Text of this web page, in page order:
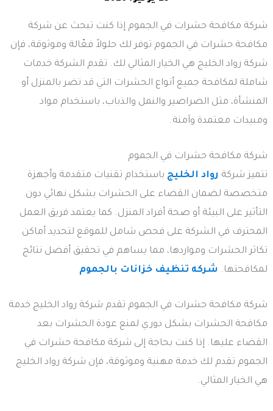
شركة مكافحة حشرات في الجموم إذا كنت تبحث عن شركة
مكافحة حشرات في الجموم توفر لك حلولاً فعّالة وموثوقة، فإن
شركة رواد الخليج هي الخيار المثالي لك. تقدم الشركة خدمات
شاملة لمكافحة جميع أنواع الحشرات التي قد تضر بالمنزل أو
المنشأة، مثل الصراصير والنمل والذباب، باستخدام مواد
ومبيدات معتمدة وآمنة.
شركة مكافحة حشرات في الجموم
تتميز شركة رواد الخليج باستخدام تقنيات متقدمة وأجهزة
متخصصة لضمان القضاء على الحشرات بشكل نهائي دون
التأثير على البيئة أو صحة أفراد المنزل. كما يعتمد فريق العمل
المحترف في الشركة على فحص شامل للموقع لتحديد أماكن
تكاثر الحشرات ومواردها، مما يساهم في تحقيق أفضل نتائج
لمكافحتها. شركه تنظيف خزانات بالجموم
شركة مكافحة حشرات في الجموم تقدم شركة رواد الخليج خدمة
مكافحة الحشرات بشكل دوري لمنع عودة الحشرات بعد
القضاء عليها. إذا كنت بحاجة إلى شركة مكافحة حشرات في
الجموم تقدم لك خدمة مهنية وموثوقة، فإن شركة رواد الخليج
هي الخيار المثالي.